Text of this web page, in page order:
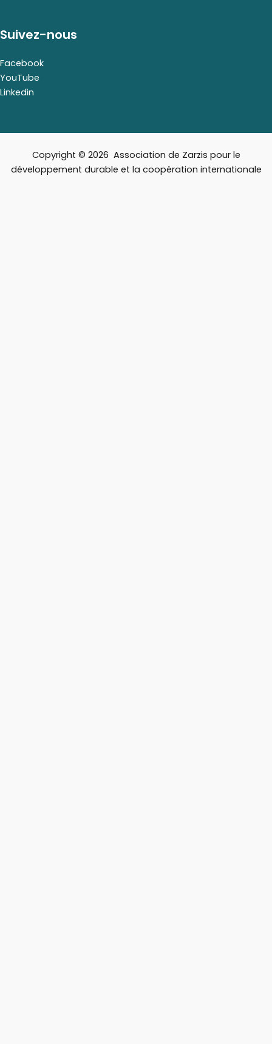
Suivez-nous
Facebook
YouTube
Linkedin
Copyright © 2026 Association de Zarzis pour le
développement durable et la coopération internationale